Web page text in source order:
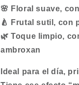
🌸 Floral suave,
🍐 Frutal sutil, con
🌿 Toque limpio,
ambroxan
Ideal para el día,